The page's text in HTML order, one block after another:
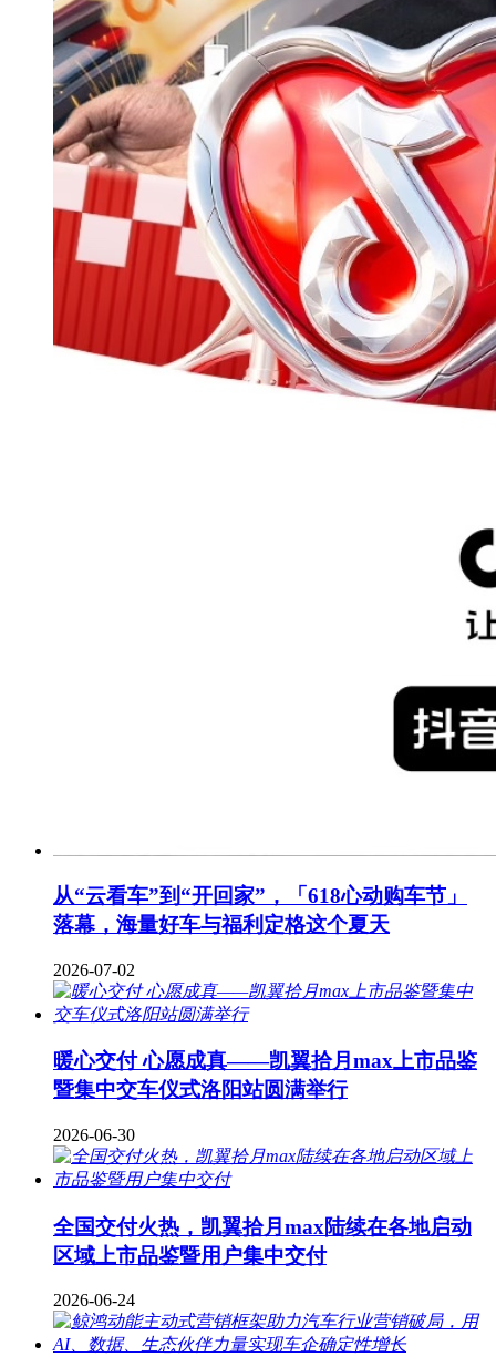
从“云看车”到“开回家”，「618心动购车节」
落幕，海量好车与福利定格这个夏天
2026-07-02
暖心交付 心愿成真——凯翼拾月max上市品鉴
暨集中交车仪式洛阳站圆满举行
2026-06-30
全国交付火热，凯翼拾月max陆续在各地启动
区域上市品鉴暨用户集中交付
2026-06-24